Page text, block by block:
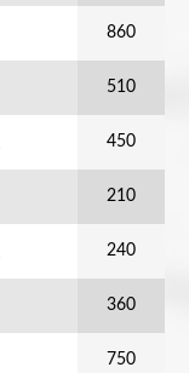
860
510
450
210
240
360
750